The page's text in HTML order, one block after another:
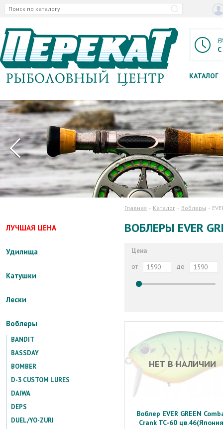
КАТАЛОГ
ЛУЧШАЯ ЦЕНА
Удилища
Катушки
Лески
Воблеры
BANDIT
BASSDAY
BOMBER
D-3 CUSTOM LURES
DAIWA
DEPS
DUEL/YO-ZURI
Главная Каталог Воблеры
ВОБЛЕРЫ EVER
Цена
от
до
НЕТ В НАЛИЧИИ
Воблер EVER GREEN
Crank TC-60